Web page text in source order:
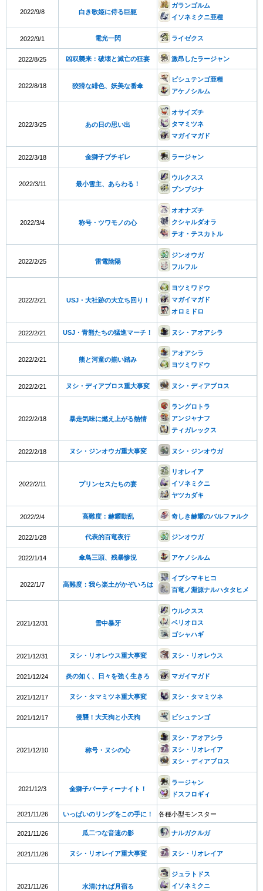
2022/9/8 白き歌姫に侍る巨躯
ガランゴルム
イソネミクニ亜種
2022/9/1 電光一閃 ライゼクス
2022/8/25 凶双襲来：破壊と滅亡の狂宴 激昂したラージャン
2022/8/18 狡猾な緋色、妖美な番傘
ビシュテンゴ亜種
アケノシルム
2022/3/25 あの日の思い出
オサイズチ
タマミツネ
マガイマガド
2022/3/18 金獅子ブチギレ ラージャン
2022/3/11 最小雪主、あらわる！
ウルクスス
ブンブジナ
2022/3/4 称号・ツワモノの心
オオナズチ
クシャルダオラ
テオ・テスカトル
2022/2/25 雷電陰陽
ジンオウガ
フルフル
2022/2/21 USJ・大社跡の大立ち回り！
ヨツミワドウ
マガイマガド
オロミドロ
2022/2/21 USJ・青熊たちの猛進マーチ！ ヌシ・アオアシラ
2022/2/21 熊と河童の揃い踏み
アオアシラ
ヨツミワドウ
2022/2/21 ヌシ・ディアブロス重大事変 ヌシ・ディアブロス
2022/2/18 暴走気味に燃え上がる熱情
ラングロトラ
アンジャナフ
ティガレックス
2022/2/18 ヌシ・ジンオウガ重大事変 ヌシ・ジンオウガ
2022/2/11 プリンセスたちの宴
リオレイア
イソネミクニ
ヤツカダキ
2022/2/4 高難度：赫耀動乱 奇しき赫耀のバルファルク
2022/1/28 代表的百竜夜行 ジンオウガ
2022/1/14 傘鳥三頭、残暴惨況 アケノシルム
2022/1/7 高難度：我ら楽土がかぞいろは
イブシマキヒコ
百竜ノ淵源ナルハタタヒメ
2021/12/31 雪中暴牙
ウルクスス
ベリオロス
ゴシャハギ
2021/12/31 ヌシ・リオレウス重大事変 ヌシ・リオレウス
2021/12/24 炎の如く、日々を強く生きろ マガイマガド
2021/12/17 ヌシ・タマミツネ重大事変 ヌシ・タマミツネ
2021/12/17 侵襲！大天狗と小天狗 ビシュテンゴ
2021/12/10 称号・ヌシの心
ヌシ・アオアシラ
ヌシ・リオレイア
ヌシ・ディアブロス
2021/12/3 金獅子パーティーナイト！
ラージャン
ドスフロギィ
2021/11/26 いっぱいのリングをこの手に！ 各種小型モンスター
2021/11/26 瓜二つな音速の影 ナルガクルガ
2021/11/26 ヌシ・リオレイア重大事変 ヌシ・リオレイア
2021/11/26 水清ければ月宿る
ジュラトドス
イソネミクニ